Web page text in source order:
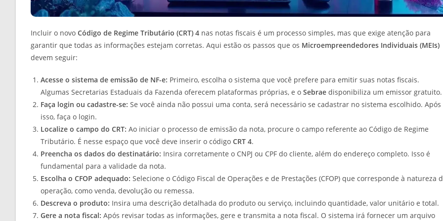
Incluir o novo Código de Regime Tributário (CRT) 4 nas notas fiscais é um processo simples, mas que exige atenção para
garantir que todas as informações estejam corretas. Aqui estão os passos que os Microempreendedores Individuais (MEIs)
devem seguir:
Acesse o sistema de emissão de NF-e: Primeiro, escolha o sistema que você prefere para emitir suas notas fiscais.
Algumas Secretarias Estaduais da Fazenda oferecem plataformas próprias, e o Sebrae disponibiliza um emissor gratuito.
Faça login ou cadastre-se: Se você ainda não possui uma conta, será necessário se cadastrar no sistema escolhido. Após
isso, faça o login.
Localize o campo do CRT: Ao iniciar o processo de emissão da nota, procure o campo referente ao Código de Regime
Tributário. É nesse espaço que você deve inserir o código CRT 4.
Preencha os dados do destinatário: Insira corretamente o CNPJ ou CPF do cliente, além do endereço completo. Isso é
fundamental para a validade da nota.
Escolha o CFOP adequado: Selecione o Código Fiscal de Operações e de Prestações (CFOP) que corresponde à natureza
operação, como venda, devolução ou remessa.
Descreva o produto: Insira uma descrição detalhada do produto ou serviço, incluindo quantidade, valor unitário e total.
Gere a nota fiscal: Após revisar todas as informações, gere e transmita a nota fiscal. O sistema irá fornecer um arquivo